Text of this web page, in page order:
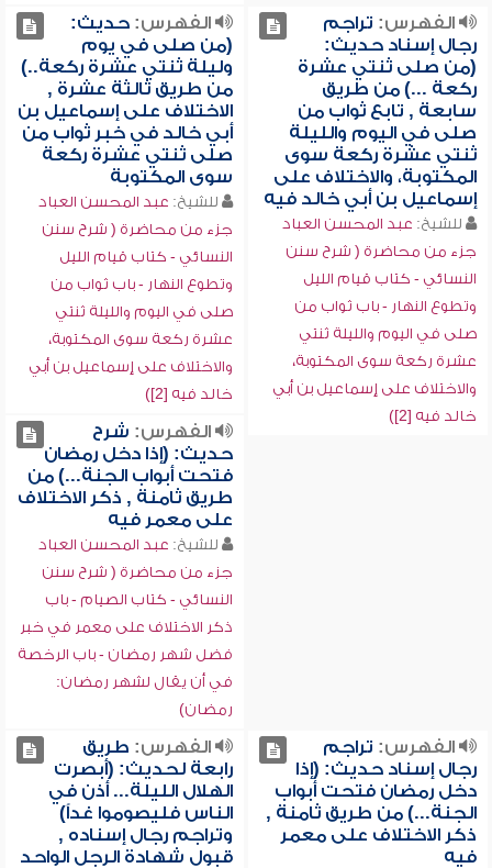
الفهرس: تراجم
رجال إسناد حديث:
(من صلى ثنتي عشرة
ركعة ...) من طريق
سابعة , تابع ثواب من
صلى في اليوم والليلة
ثنتي عشرة ركعة سوى
المكتوبة، والاختلاف على
إسماعيل بن أبي خالد فيه
للشيخ: عبد المحسن العباد
جزء من محاضرة ( شرح سنن
النسائي - كتاب قيام الليل
وتطوع النهار - باب ثواب من
صلى في اليوم والليلة ثنتي
عشرة ركعة سوى المكتوبة،
والاختلاف على إسماعيل بن أبي
خالد فيه [2])
الفهرس:حديث:
(من صلى في يوم
وليلة ثنتي عشرة ركعة..)
من طريق ثالثة عشرة ,
الاختلاف على إسماعيل بن
أبي خالد في خبر ثواب من
صلى ثنتي عشرة ركعة
سوى المكتوبة
للشيخ: عبد المحسن العباد
جزء من محاضرة ( شرح سنن
النسائي - كتاب قيام الليل
وتطوع النهار - باب ثواب من
صلى في اليوم والليلة ثنتي
عشرة ركعة سوى المكتوبة،
والاختلاف على إسماعيل بن أبي
خالد فيه [2])
الفهرس: شرح
حديث: (إذا دخل رمضان
فتحت أبواب الجنة...) من
طريق ثامنة , ذكر الاختلاف
على معمر فيه
للشيخ: عبد المحسن العباد
جزء من محاضرة ( شرح سنن
النسائي - كتاب الصيام - باب
ذكر الاختلاف على معمر في خبر
فضل شهر رمضان - باب الرخصة
في أن يقال لشهر رمضان:
رمضان)
الفهرس: تراجم
رجال إسناد حديث: (إذا
دخل رمضان فتحت أبواب
الجنة...) من طريق ثامنة ,
ذكر الاختلاف على معمر
فيه
الفهرس: طريق
رابعة لحديث: (أبصرت
الهلال الليلة... أذن في
الناس فليصوموا غداً)
وتراجم رجال إسناده ,
قبول شهادة الرجل الواحد